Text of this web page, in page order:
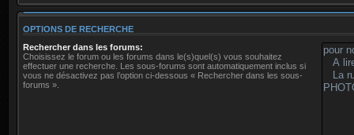
OPTIONS DE RECHERCHE
Rechercher dans les forums:
Choisissez le forum ou les forums dans le(s)quel(s) vous souhaitez
effectuer une recherche. Les sous-forums sont automatiquement inclus si
vous ne désactivez pas l’option ci-dessous « Rechercher dans les sous-
forums ».